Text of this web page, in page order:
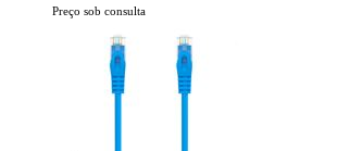
Preço sob consulta